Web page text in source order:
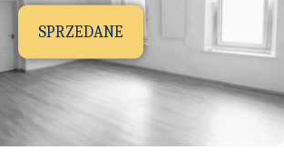
SPRZEDANE